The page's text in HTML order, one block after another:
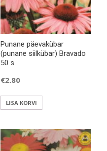
Punane päevakübar
(punane siilkübar) Bravado
50 s.
€2.80
LISA KORVI